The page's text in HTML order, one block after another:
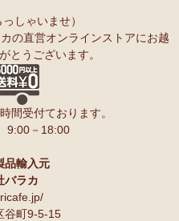
～キテンゲ本革仕立て～キテ
新作登場！『ニッポンの技×ア
ンゲ本革仕立て
場！『ニッポンの技×アフリカ
ジェ カバ絵皿
ッグチャーム
以来、未使用だったのですが、
！と思い、今回たくさん購入さ
す♪
よね。
のご感想
ナッツを受け取りました。
く豆本来の甘みもあり、とても
したら止まりません。
しゃいませ）
の直営オンラインストアにお越
とうございます。
間受付ております。
9:00－18:00
品輸入元
バラカ
谷町9-5-15